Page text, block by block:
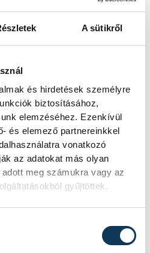
A sütikről
és hirdetések személyre
biztosításához,
elemzéséhez. Ezenkívül
és elemező partnereinkkel
vonatkozó
az adatokat más olyan
meg számukra vagy az
gyűjtöttek.
Rail Cargo Hungaria
Team Esbjerg (dán)
Metz HB (francia)
ország-világ
Ferencváros